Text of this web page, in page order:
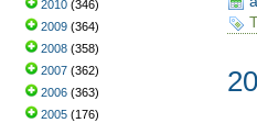
2010 (346)
2009 (364)
2008 (358)
2007 (362)
2006 (363)
2005 (176)